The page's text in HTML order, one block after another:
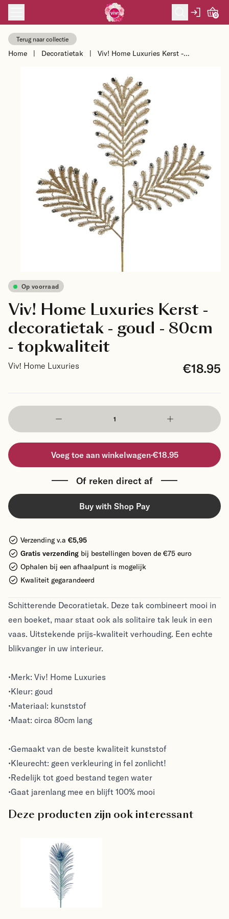
Skip to content
0
Terug naar collectie
Home | Decoratietak |
Viv! Home Luxuries Kerst -
Op voorraad
Viv! Home Luxuries Kerst -
decoratietak - goud - 80cm
- topkwaliteit
Viv! Home Luxuries €18.95
Voeg toe aan winkelwagen·€18.95
Of reken direct af
Buy with Shop Pay
Verzending v.a €5,95
Gratis verzending bij bestellingen boven de €75 euro
Ophalen bij een afhaalpunt is mogelijk
Kwaliteit gegarandeerd
Schitterende Decoratietak. Deze tak combineert mooi in
een boeket, maar staat ook als solitaire tak leuk in een
vaas. Uitstekende prijs-kwaliteit verhouding. Een echte
blikvanger in uw interieur.
•Merk: Viv! Home Luxuries
•Kleur: goud
•Materiaal: kunststof
•Maat: circa 80cm lang
•Gemaakt van de beste kwaliteit kunststof
•Kleurecht: geen verkleuring in fel zonlicht!
•Redelijk tot goed bestand tegen water
•Gaat jarenlang mee en blijft 100% mooi
Deze producten zijn ook interessant
Viv! Home Luxuries
Kerst - pauwenveer
- decoratietak -
blauw - 68cm -
topkwaliteit
Viv! Home Luxuries